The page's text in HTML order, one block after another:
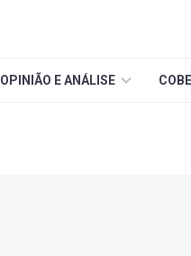
OPINIÃO E ANÁLISE